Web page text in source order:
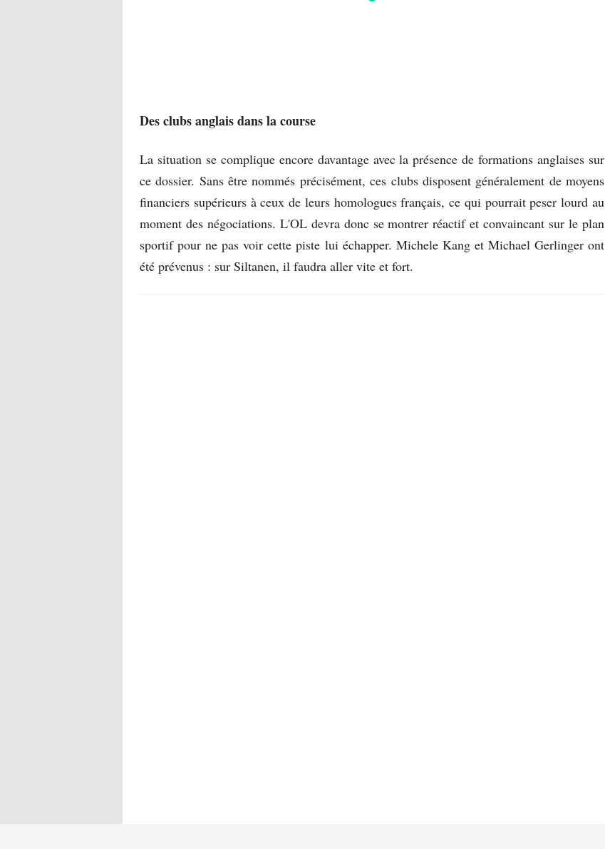
Des clubs anglais dans la course
La situation se complique encore davantage avec la présence de formations anglaises sur
ce dossier. Sans être nommés précisément, ces clubs disposent généralement de moyens
financiers supérieurs à ceux de leurs homologues français, ce qui pourrait peser lourd au
moment des négociations. L'OL devra donc se montrer réactif et convaincant sur le plan
sportif pour ne pas voir cette piste lui échapper. Michele Kang et Michael Gerlinger ont
été prévenus : sur Siltanen, il faudra aller vite et fort.